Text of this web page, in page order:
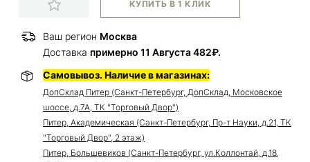
КУПИТЬ В 1 КЛИК
Ваш регион Москва
Доставка примерно 11 Августа 482₽.
Самовывоз. Наличие в магазинах:
ДопСклад Питер (Санкт-Петербург, ДопСклад, Московское
шоссе, д.7А, ТК "Торговый Двор")
Питер, Академическая (Санкт-Петербург, Пр-т Науки, д.21, ТК
"Торговый Двор", 2 этаж)
Питер, Большевиков (Санкт-Петербург, ул.Коллонтай, д.18,